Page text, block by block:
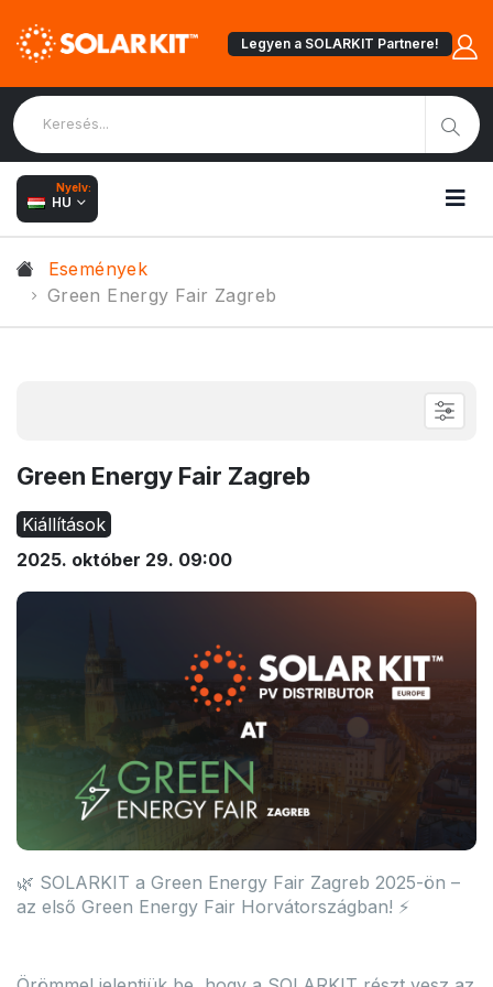
Legyen a SOLARKIT Partnere!
Nyelv:
HU
Események
Green Energy Fair Zagreb
Green Energy Fair Zagreb
Kiállítások
2025. október 29. 09:00
🌿 SOLARKIT a Green Energy Fair Zagreb 2025-ön –
az első Green Energy Fair Horvátországban! ⚡